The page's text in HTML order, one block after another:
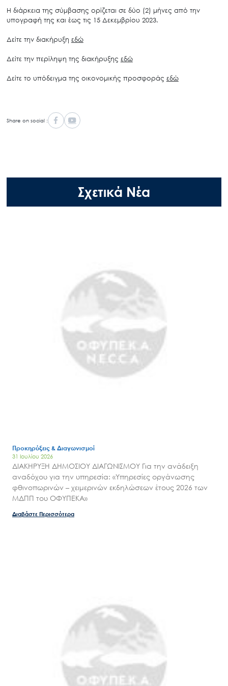
Ο.ΦΥ.ΠΕ.Κ.Α.
Νέα – Δημοσιότητα
Άξονες δράσης
Η διάρκεια της σύμβασης ορίζεται σε δύο (2) μήνες από την
υπογραφή της και έως τις 15 Δεκεμβρίου 2023.
Δείτε την διακήρυξη εδώ
Δείτε την περίληψη της διακήρυξης εδώ
Δείτε το υπόδειγμα της οικονομικής προσφοράς εδώ
Share on social :
Σχετικά Νέα
Προκηρύξεις & Διαγωνισμοί
31 Ιουλίου 2026
ΔΙΑΚΗΡΥΞΗ ΔΗΜΟΣΙΟΥ ΔΙΑΓΩΝΙΣΜΟΥ Για την ανάδειξη
αναδόχου για την υπηρεσία: «Υπηρεσίες οργάνωσης
φθινοπωρινών – χειμερινών εκδηλώσεων έτους 2026 των
ΜΔΠΠ του ΟΦΥΠΕΚΑ»
Διαβάστε Περισσότερα